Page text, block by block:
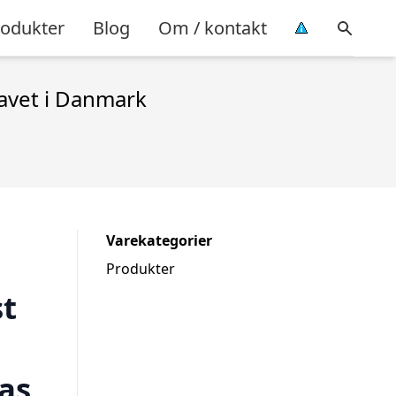
Blog Om / kontakt
i Danmark
Varekategorier
Produkter